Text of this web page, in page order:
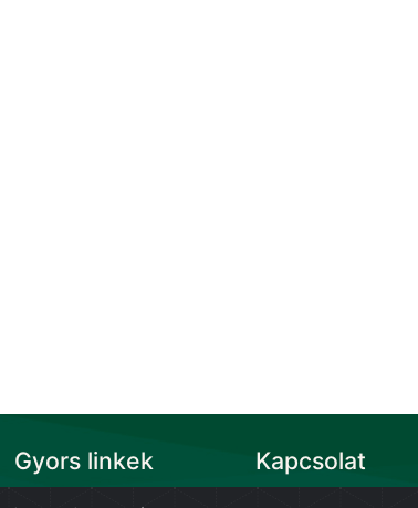
Gyors linkek Kapcsolat